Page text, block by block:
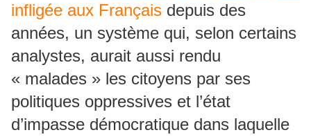
infligée aux Français depuis des
années, un système qui, selon certains
analystes, aurait aussi rendu
« malades » les citoyens par ses
politiques oppressives et l’état
d’impasse démocratique dans laquelle